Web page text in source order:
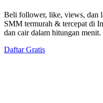
Beli follower, like, views, dan
SMM termurah & tercepat di
dan cair dalam hitungan menit.
Daftar Gratis